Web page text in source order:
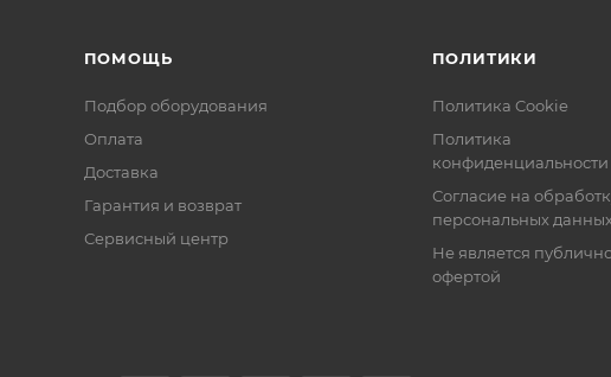
кОм: 4,7
ПОМОЩЬ
Подбор оборудования
Оплата
Доставка
Гарантия и возврат
Сервисный центр
ПОЛИТИКИ
Политика Cookie
Политика
конфиденциальности
Согласие на
персональных данных
Не является
офертой